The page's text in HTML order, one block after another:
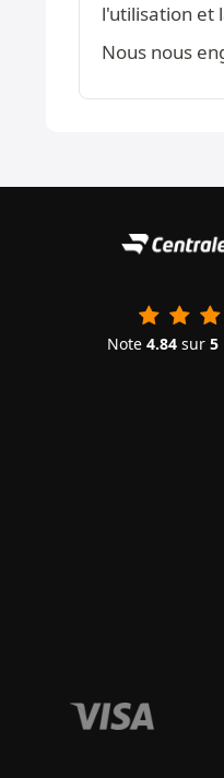
l'utilisation et
Nous nous
Note 4.84 sur 5